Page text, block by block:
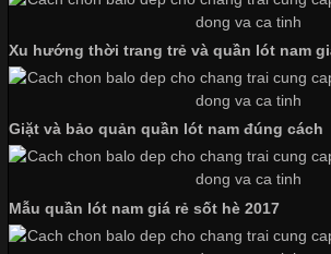
Trong môi trường kinh doanh hiện đại, việc
chuyên nghiệp đóng vai trò quan trọng đối
doanh nghiệp. Một trong những giải pháp
đơn vị lựa chọn hiện nay là sử dụng áo thun
Không chỉ giúp tạo sự đồng bộ, áo thun
Chất Liệu Lycra Có Gì Đặc Biệt Trong
Xu hướng thời trang trẻ và quần lót nam
Giặt và bảo quản quần lót nam đúng cách
Mẫu quần lót nam giá rẻ sốt hè 2017